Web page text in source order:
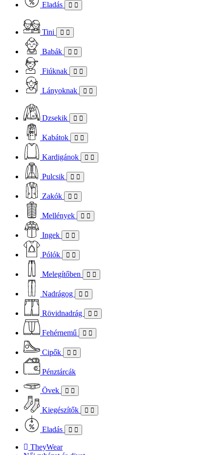
Eladás
Tini
Babák
Fiúknak
Lányoknak
Dzsekik
Kabátok
Kardigánok
Pulcsik
Zakók
Mellények
Ingek
Pólók
Melegítőben
Nadrágog
Rövidnadrág
Fehérnemű
Cipők
Pénztárcák
Övek
Kiegészítők
Eladás
TheyWear